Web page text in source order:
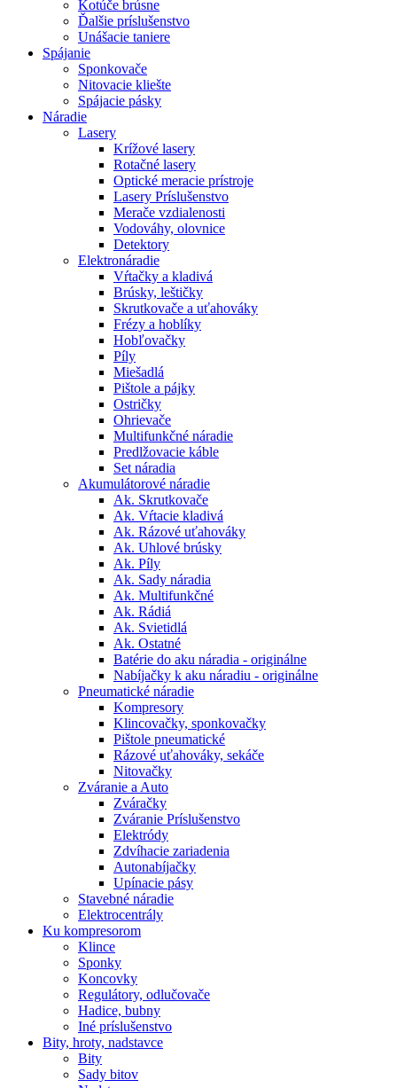
Kotúče brúsne
Ďalšie príslušenstvo
Unášacie taniere
Spájanie
Sponkovače
Nitovacie kliešte
Spájacie pásky
Náradie
Lasery
Krížové lasery
Rotačné lasery
Optické meracie prístroje
Lasery Príslušenstvo
Merače vzdialenosti
Vodováhy, olovnice
Detektory
Elektronáradie
Vŕtačky a kladivá
Brúsky, leštičky
Skrutkovače a uťahováky
Frézy a hoblíky
Hobľovačky
Píly
Miešadlá
Pištole a pájky
Ostričky
Ohrievače
Multifunkčné náradie
Predlžovacie káble
Set náradia
Akumulátorové náradie
Ak. Skrutkovače
Ak. Vŕtacie kladivá
Ak. Rázové uťahováky
Ak. Uhlové brúsky
Ak. Píly
Ak. Sady náradia
Ak. Multifunkčné
Ak. Rádiá
Ak. Svietidlá
Ak. Ostatné
Batérie do aku náradia - originálne
Nabíjačky k aku náradiu - originálne
Pneumatické náradie
Kompresory
Klincovačky, sponkovačky
Pištole pneumatické
Rázové uťahováky, sekáče
Nitovačky
Zváranie a Auto
Zváračky
Zváranie Príslušenstvo
Elektródy
Zdvíhacie zariadenia
Autonabíjačky
Upínacie pásy
Stavebné náradie
Elektrocentrály
Ku kompresorom
Klince
Sponky
Koncovky
Regulátory, odlučovače
Hadice, bubny
Iné príslušenstvo
Bity, hroty, nadstavce
Bity
Sady bitov